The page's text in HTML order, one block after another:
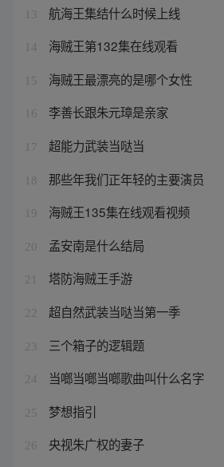
13 航海王集结什么时候上线
14 海贼王第132集在线观看
15 海贼王最漂亮的是哪个女性
16 李善长跟朱元璋是亲家
17 超能力武装当哒当
18 那些年我们正年轻的主要演员
19 海贼王135集在线观看视频
20 孟安南是什么结局
21 塔防海贼王手游
22 超自然武装当哒当第一季
23 三个箱子的逻辑题
24 当啷当啷当啷歌曲叫什么名字
25 梦想指引
26 央视朱广权的妻子